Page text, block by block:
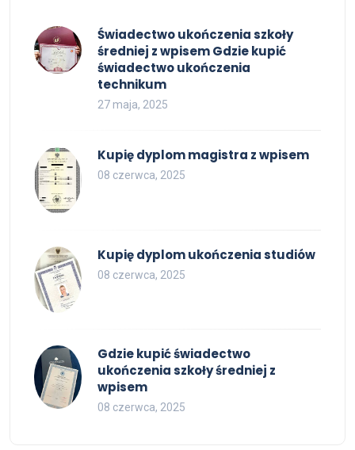
Świadectwo ukończenia szkoły
średniej z wpisem Gdzie kupić
świadectwo ukończenia
technikum
27 maja, 2025
Kupię dyplom magistra z wpisem
08 czerwca, 2025
Kupię dyplom ukończenia studiów
08 czerwca, 2025
Gdzie kupić świadectwo
ukończenia szkoły średniej z
wpisem
08 czerwca, 2025